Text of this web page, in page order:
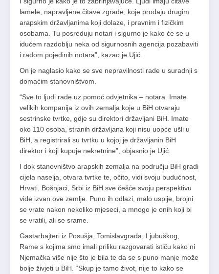
lamele, napravljene čitave zgrade, koje prodaju drugim
arapskim državljanima koji dolaze, i pravnim i fizičkim
osobama. Tu posreduju notari i sigurno je kako će se u
idućem razdoblju neka od sigurnosnih agencija pozabaviti
i radom pojedinih notara”, kazao je Ujić.
On je naglasio kako se sve nepravilnosti rade u suradnji s
domaćim stanovništvom.
“Sve to ljudi rade uz pomoć odvjetnika – notara. Imate
velikih kompanija iz ovih zemalja koje u BiH otvaraju
sestrinske tvrtke, gdje su direktori državljani BiH. Imate
oko 110 osoba, stranih državljana koji nisu uopće ušli u
BiH, a registrirali su tvrtku u kojoj je državljanin BiH
direktor i koji kupuje nekretnine”, objasnio je Ujić.
I dok stanovništvo arapskih zemalja na području BiH gradi
cijela naselja, otvara tvrtke te, očito, vidi svoju budućnost,
Hrvati, Bošnjaci, Srbi iz BiH sve češće svoju perspektivu
vide izvan ove zemlje. Puno ih odlazi, malo uspije, brojni
se vrate nakon nekoliko mjeseci, a mnogo je onih koji bi
se vratili, ali se srame.
Gastarbajteri iz Posušja, Tomislavgrada, Ljubuškog,
Rame s kojima smo imali priliku razgovarati ističu kako ni
Njemačka više nije što je bila te da se s puno manje može
bolje živjeti u BiH. “Skup je tamo život, nije to kako se